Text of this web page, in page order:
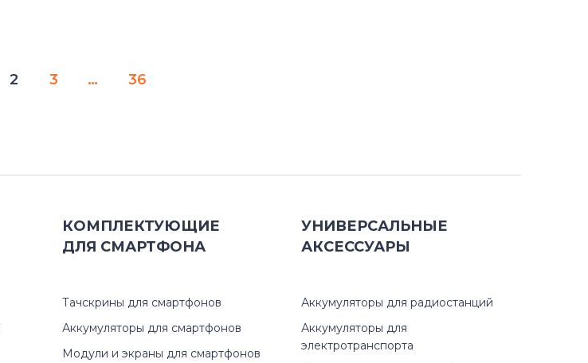
2 3 … 36
КОМПЛЕКТУЮЩИЕ
ДЛЯ СМАРТФОНА
Тачскрины для смартфонов
Аккумуляторы для смартфонов
Модули и экраны для смартфонов
УНИВЕРСАЛЬНЫЕ
АКСЕССУАРЫ
Аккумуляторы для радиостанций
Аккумуляторы для
электротранспорта